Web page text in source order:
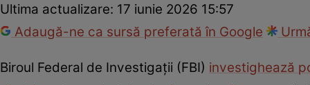
Ultima actualizare: 17 iunie 2026 15:57
Adaugă-ne ca sursă preferată în Google
Biroul Federal de Investigaţii (FBI) investighează